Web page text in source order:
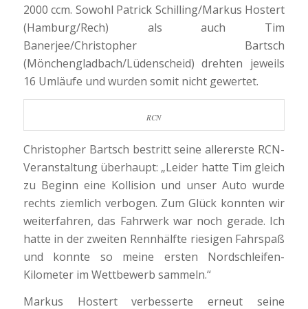
2000 ccm. Sowohl Patrick Schilling/Markus Hostert
(Hamburg/Rech) als auch Tim
Banerjee/Christopher Bartsch
(Mönchengladbach/Lüdenscheid) drehten jeweils
16 Umläufe und wurden somit nicht gewertet.
RCN
Christopher Bartsch bestritt seine allererste RCN-
Veranstaltung überhaupt: „Leider hatte Tim gleich
zu Beginn eine Kollision und unser Auto wurde
rechts ziemlich verbogen. Zum Glück konnten wir
weiterfahren, das Fahrwerk war noch gerade. Ich
hatte in der zweiten Rennhälfte riesigen Fahrspaß
und konnte so meine ersten Nordschleifen-
Kilometer im Wettbewerb sammeln.“
Markus Hostert verbesserte erneut seine